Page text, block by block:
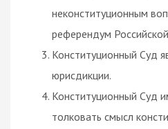
неконституционным
референдум
Конституционный Суд
юрисдикции.
Конституционный Суд
толковать смысл